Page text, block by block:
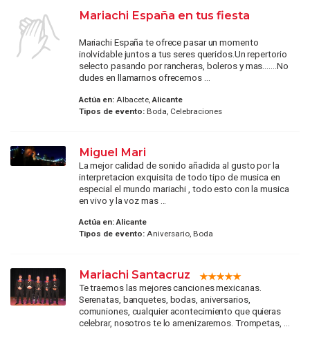
Mariachi España en tus fiesta
Mariachi España te ofrece pasar un momento
inolvidable juntos a tus seres queridos.Un repertorio
selecto pasando por rancheras, boleros y mas.......No
dudes en llamarnos ofrecemos ...
Actúa en:Albacete,Alicante
Tipos de evento:Boda, Celebraciones
Miguel Mari
La mejor calidad de sonido añadida al gusto por la
interpretacion exquisita de todo tipo de musica en
especial el mundo mariachi , todo esto con la musica
en vivo y la voz mas ...
Actúa en: Alicante
Tipos de evento:Aniversario, Boda
Mariachi Santacruz
Te traemos las mejores canciones mexicanas.
Serenatas, banquetes, bodas, aniversarios,
comuniones, cualquier acontecimiento que quieras
celebrar, nosotros te lo amenizaremos. Trompetas, ...